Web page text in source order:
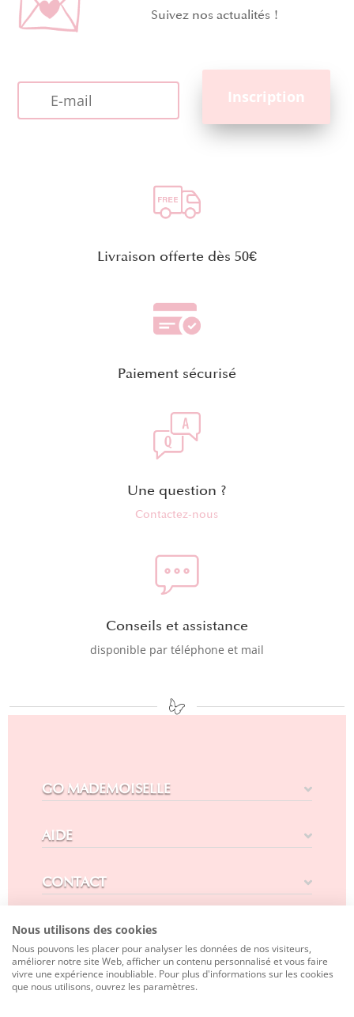
Suivez nos actualités !
Livraison offerte dès 50€
Paiement sécurisé
Une question ?
Contactez-nous
Conseils et assistance
disponible par téléphone et mail
GO MADEMOISELLE
AIDE
CONTACT
SUIVEZ-NOUS
Nous utilisons des cookies
Nous pouvons les placer pour analyser les données de nos visiteurs,
améliorer notre site Web, afficher un contenu personnalisé et vous faire
vivre une expérience inoubliable. Pour plus d'informations sur les cookies
que nous utilisons, ouvrez les paramètres.